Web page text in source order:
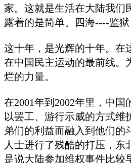
家。这就是生活在大陆我们
露着的是简单。四海----监
这十年，是光辉的十年。在
在中国民主运动的最前线。
烂的力量。
在2001年到 2002年里，中国
以罢工、游行示威的方式
弟们的利益而融入到他们
人士进行了残酷的打压，东
是说大陆参加维权事件比较